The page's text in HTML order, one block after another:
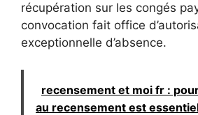
récupération sur les congés
convocation fait office
exceptionnelle d’absence.
recensement et moi fr :
au recensement est